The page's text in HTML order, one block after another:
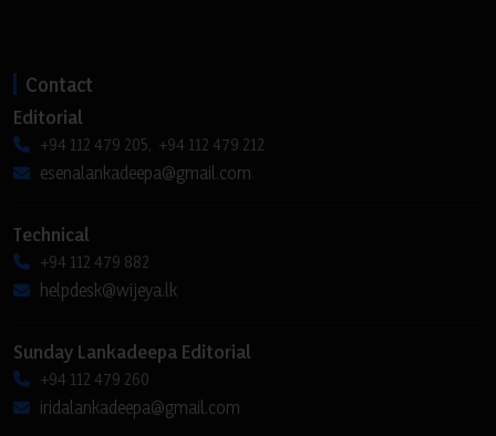
Contact
Editorial
+94 112 479 205, +94 112 479 212
esenalankadeepa@gmail.com
Technical
+94 112 479 882
helpdesk@wijeya.lk
Sunday Lankadeepa Editorial
+94 112 479 260
iridalankadeepa@gmail.com